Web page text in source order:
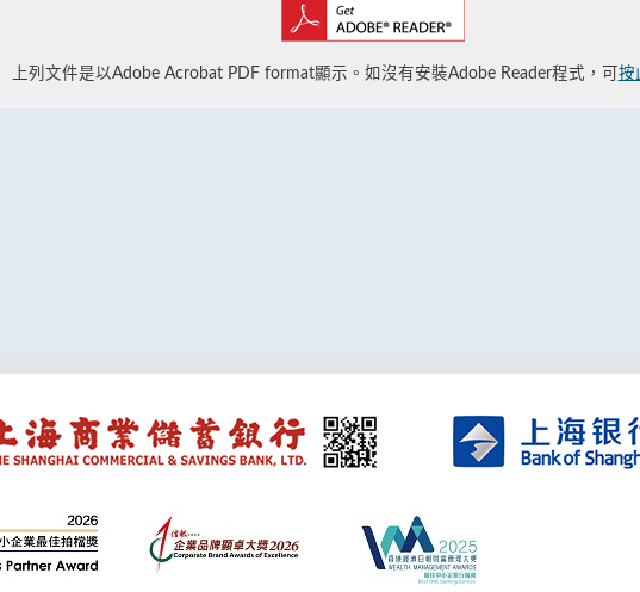
上列文件是以Adobe Acrobat PDF format顯示。如沒有安裝Adobe Reader程式，可 按